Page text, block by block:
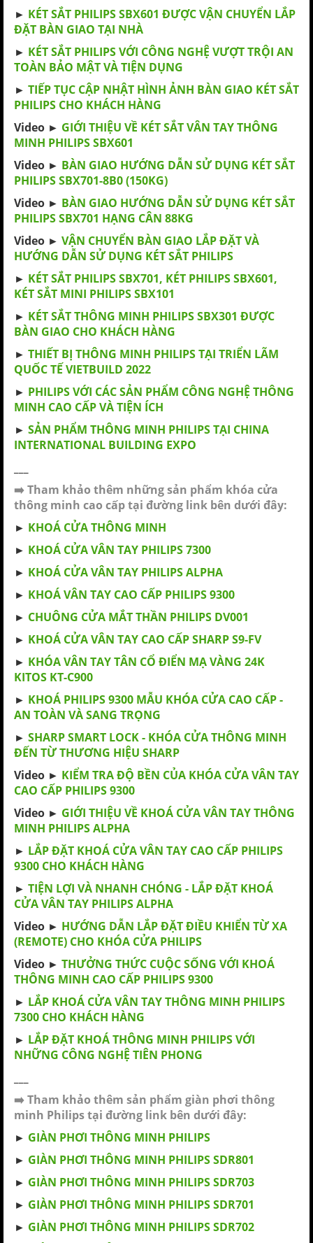
► KÉT SẮT PHILIPS SBX601 ĐƯỢC VẬN CHUYỂN LẮP
ĐẶT BÀN GIAO TẠI NHÀ
► KÉT SẮT PHILIPS VỚI CÔNG NGHỆ VƯỢT TRỘI AN
TOÀN BẢO MẬT VÀ TIỆN DỤNG
► TIẾP TỤC CẬP NHẬT HÌNH ẢNH BÀN GIAO KÉT SẮT
PHILIPS CHO KHÁCH HÀNG
Video ► GIỚI THIỆU VỀ KÉT SẮT VÂN TAY THÔNG
MINH PHILIPS SBX601
Video ► BÀN GIAO HƯỚNG DẪN SỬ DỤNG KÉT SẮT
PHILIPS SBX701-8B0 (150KG)
Video ► BÀN GIAO HƯỚNG DẪN SỬ DỤNG KÉT SẮT
PHILIPS SBX701 HẠNG CÂN 88KG
Video ► VẬN CHUYỂN BÀN GIAO LẮP ĐẶT VÀ
HƯỚNG DẪN SỬ DỤNG KÉT SẮT PHILIPS
► KÉT SẮT PHILIPS SBX701, KÉT PHILIPS SBX601,
KÉT SẮT MINI PHILIPS SBX101
► KÉT SẮT THÔNG MINH PHILIPS SBX301 ĐƯỢC
BÀN GIAO CHO KHÁCH HÀNG
► THIẾT BỊ THÔNG MINH PHILIPS TẠI TRIỂN LÃM
QUỐC TẾ VIETBUILD 2022
► PHILIPS VỚI CÁC SẢN PHẨM CÔNG NGHỆ THÔNG
MINH CAO CẤP VÀ TIỆN ÍCH
► SẢN PHẨM THÔNG MINH PHILIPS TẠI CHINA
INTERNATIONAL BUILDING EXPO
➡️Tham khảo thêm những sản phẩm khóa cửa
thông minh cao cấptại đường link bên dưới đây:
► KHOÁ CỬA THÔNG MINH
► KHOÁ CỬA VÂN TAY PHILIPS 7300
► KHOÁ CỬA VÂN TAY PHILIPS ALPHA
► KHOÁ VÂN TAY CAO CẤP PHILIPS 9300
► CHUÔNG CỬA MẮT THẦN PHILIPS DV001
► KHOÁ CỬA VÂN TAY CAO CẤP SHARP S9-FV
► KHÓA VÂN TAY TÂN CỔ ĐIỂN MẠ VÀNG 24K
KITOS KT-C900
► KHOÁ PHILIPS 9300 MẪU KHÓA CỬA CAO CẤP -
AN TOÀN VÀ SANG TRỌNG
► SHARP SMART LOCK - KHÓA CỬA THÔNG MINH
ĐẾN TỪ THƯƠNG HIỆU SHARP
Video ► KIỂM TRA ĐỘ BỀN CỦA KHÓA CỬA VÂN TAY
CAO CẤP PHILIPS 9300
Video ► GIỚI THIỆU VỀ KHOÁ CỬA VÂN TAY THÔNG
MINH PHILIPS ALPHA
► LẮP ĐẶT KHOÁ CỬA VÂN TAY CAO CẤP PHILIPS
9300 CHO KHÁCH HÀNG
► TIỆN LỢI VÀ NHANH CHÓNG - LẮP ĐẶT KHOÁ
CỬA VÂN TAY PHILIPS ALPHA
Video ► HƯỚNG DẪN LẮP ĐẶT ĐIỀU KHIỂN TỪ XA
(REMOTE) CHO KHÓA CỬA PHILIPS
Video ► THƯỞNG THỨC CUỘC SỐNG VỚI KHOÁ
THÔNG MINH CAO CẤP PHILIPS 9300
► LẮP KHOÁ CỬA VÂN TAY THÔNG MINH PHILIPS
7300 CHO KHÁCH HÀNG
► LẮP ĐẶT KHOÁ THÔNG MINH PHILIPS VỚI
NHỮNG CÔNG NGHỆ TIÊN PHONG
➡️Tham khảo thêm sản phẩm giàn phơi thông
minh Philipstại đường link bên dưới đây:
► GIÀN PHƠI THÔNG MINH PHILIPS
► GIÀN PHƠI THÔNG MINH PHILIPS SDR801
► GIÀN PHƠI THÔNG MINH PHILIPS SDR703
► GIÀN PHƠI THÔNG MINH PHILIPS SDR701
► GIÀN PHƠI THÔNG MINH PHILIPS SDR702